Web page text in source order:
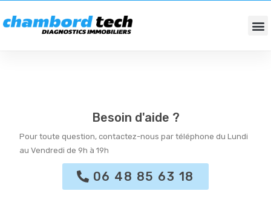
Besoin d'aide ?
Pour toute question, contactez-nous par téléphone du Lundi
au Vendredi de 9h à 19h
06 48 85 63 18